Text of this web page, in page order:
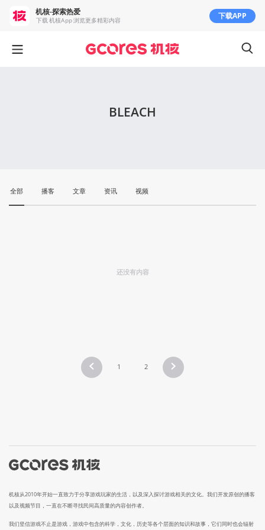
BLEACH
全部 播客 文章 资讯 视频
还没有内容
1 2
机核从2010年开始一直致力于分享游戏玩家的生活，以及深入探讨游戏相关的文化。我们开发原创的播客
以及视频节目，一直在不断寻找民间高质量的内容创作者。
我们坚信游戏不止是游戏，游戏中包含的科学，文化，历史等各个层面的知识和故事，它们同时也会辐射
机核-探索热爱
下载 机核App 浏览更多精彩内容 下载APP